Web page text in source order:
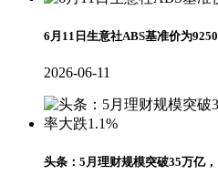
6月11日生意社ABS基准价为
2026-06-11
头条：5月理财规模突破35万亿